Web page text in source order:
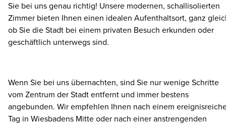
Sie bei uns genau richtig! Unsere modernen, schallisolierten
Zimmer bieten Ihnen einen idealen Aufenthaltsort, ganz
ob Sie die Stadt bei einem privaten Besuch erkunden oder
geschäftlich unterwegs sind.
Wenn Sie bei uns übernachten, sind Sie nur wenige Schritte
vom Zentrum der Stadt entfernt und immer bestens
angebunden. Wir empfehlen Ihnen nach einem
Tag in Wiesbadens Mitte oder nach einer anstrengenden